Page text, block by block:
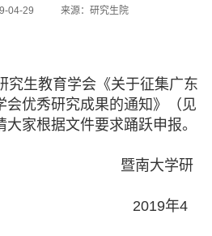
04-29 来源：研究生院
生教育学会《关于征集广东
会优秀研究成果的通知》（见
家根据文件要求踊跃申报。
通知
学研
2019年4